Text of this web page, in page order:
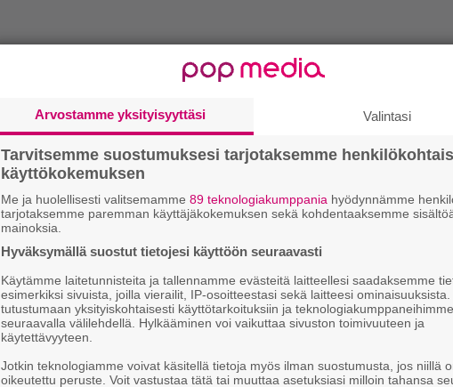
Arvostamme yksityisyyttäsi Valintasi
Tarvitsemme suostumuksesi tarjotaksemme
käyttökokemuksen
Me ja huolellisesti valitsemamme 89 teknologiakumppania hyödynnämme
tarjotaksemme paremman käyttäjäkokemuksen sekä kohdentaaksemme
mainoksia.
Hyväksymällä suostut tietojesi käyttöön seuraavasti
Käytämme laitetunnisteita ja tallennamme evästeitä laitteellesi saadaksemme
esimerkiksi sivuista, joilla vierailit, IP-osoitteestasi sekä laitteesi
tutustumaan yksityiskohtaisesti käyttötarkoituksiin ja teknologiakumppaneihimme
seuraavalla välilehdellä. Hylkääminen voi vaikuttaa sivuston toimivuuteen ja
käytettävyyteen.
Jotkin teknologiamme voivat käsitellä tietoja myös ilman suostumusta, jos niillä
oikeutettu peruste. Voit vastustaa tätä tai muuttaa asetuksiasi milloin tahansa